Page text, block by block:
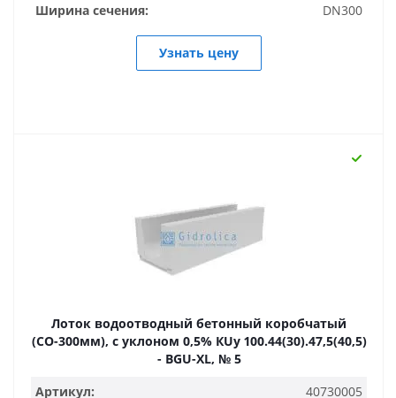
Ширина сечения:
DN300
Узнать цену
Лоток водоотводный бетонный коробчатый
(СО-300мм), с уклоном 0,5% КUу 100.44(30).47,5(40,5)
- BGU-XL, № 5
Артикул:
40730005